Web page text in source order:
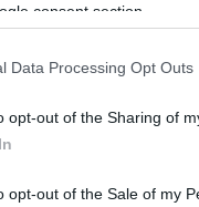
consent section.
Data Processing Opt Outs
opt-out of the Sharing of
opt-out of the Sale of my